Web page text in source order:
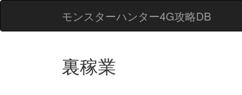
モンスターハンター4G攻略DB
裏稼業